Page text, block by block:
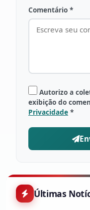
Comentário *
Autorizo a
exibição do
Privacidade *
Últimas